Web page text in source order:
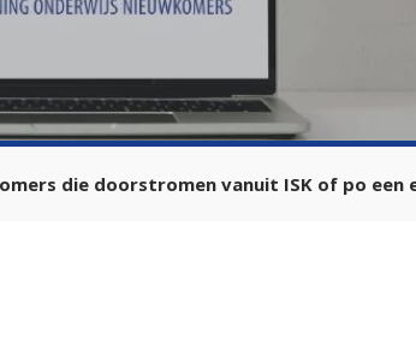
die doorstromen vanuit ISK of po een